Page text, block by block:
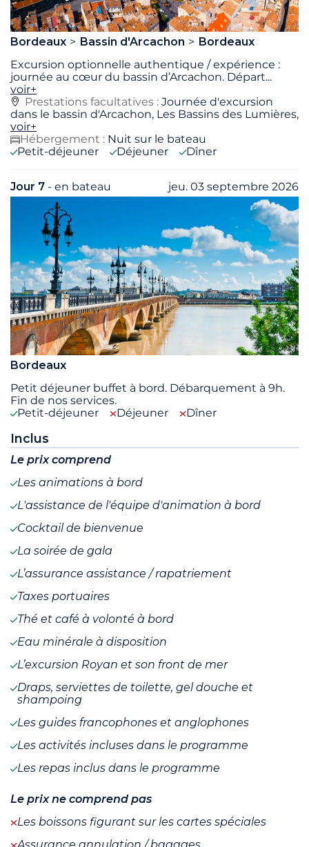
Bordeaux Bassin d'Arcachon
Bordeaux
Excursion optionnelle authentique / expérience :
journée au cœur du bassin d’Arcachon. Départ...
voir+
Prestations facultatives : Journée d'excursion
dans le bassin d'Arcachon, Les Bassins des Lumières,
voir+
Hébergement : Nuit sur le bateau
Petit-déjeuner
Déjeuner Dîner
Jour 7 - en bateau jeu. 03 septembre 2026
Bordeaux
Petit déjeuner buffet à bord. Débarquement à 9h.
Fin de nos services.
Petit-déjeuner
Déjeuner Dîner
Inclus
Le prix comprend
Les animations à bord
L'assistance de l'équipe d'animation à bord
Cocktail de bienvenue
La soirée de gala
L’assurance assistance / rapatriement
Taxes portuaires
Thé et café à volonté à bord
Eau minérale à disposition
L’excursion Royan et son front de mer
Draps, serviettes de toilette, gel douche et
shampoing
Les guides francophones et anglophones
Les activités incluses dans le programme
Les repas inclus dans le programme
Le prix ne comprend pas
Les boissons figurant sur les cartes spéciales
Assurance annulation / bagages